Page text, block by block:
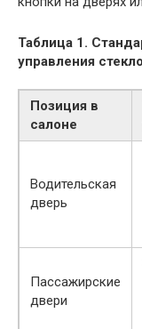
Таблица 1.
управления
Позиция в
салоне
Водительская
дверь
Пассажирские
двери